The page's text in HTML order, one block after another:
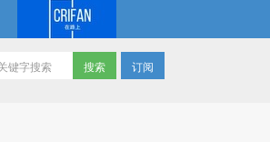
订阅